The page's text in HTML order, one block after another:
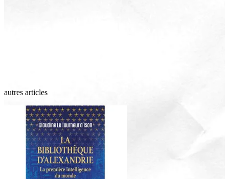
autres articles